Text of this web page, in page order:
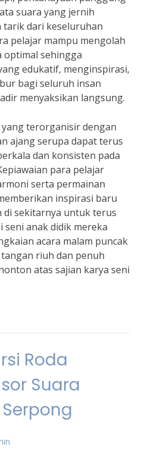
suara yang jernih
tarik dari keseluruhan
pelajar mampu mengolah
optimal sehingga
edukatif, menginspirasi,
bagi seluruh insan
menyaksikan langsung.
terorganisir dengan
ajang serupa dapat terus
dan konsisten pada
para pelajar
serta permainan
inspirasi baru
di sekitarnya untuk terus
anak didik mereka
acara malam puncak
riuh dan penuh
atas sajian karya seni
Roda
Suara